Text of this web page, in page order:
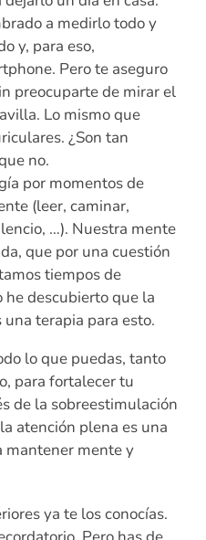
a medirlo todo y
y, para eso,
Pero te aseguro
preocuparte de mirar el
Lo mismo que
¿Son tan
no.
por momentos de
(leer, caminar,
…). Nuestra mente
que por una cuestión
tiempos de
he descubierto que la
terapia para esto.
lo que puedas, tanto
para fortalecer tu
de la sobreestimulación
atención plena es una
mantener mente y
ya te los conocías.